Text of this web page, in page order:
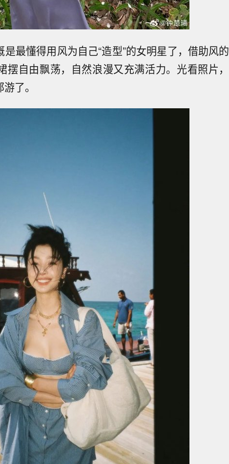
最懂得用风为自己“造型”的女明星了，借助风的
摆自由飘荡，自然浪漫又充满活力。光看照片，
了。